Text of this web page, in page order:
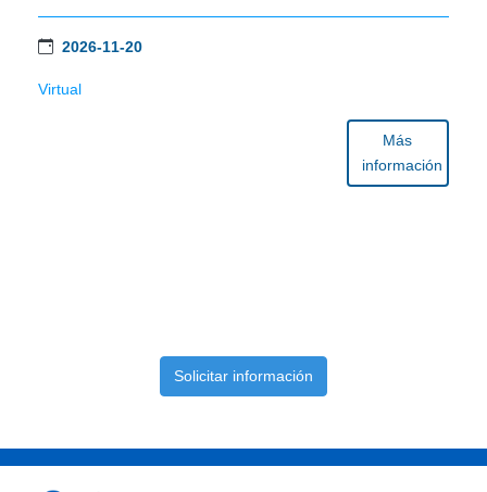
2026-11-20
Virtual
Más
información
Solicitar información